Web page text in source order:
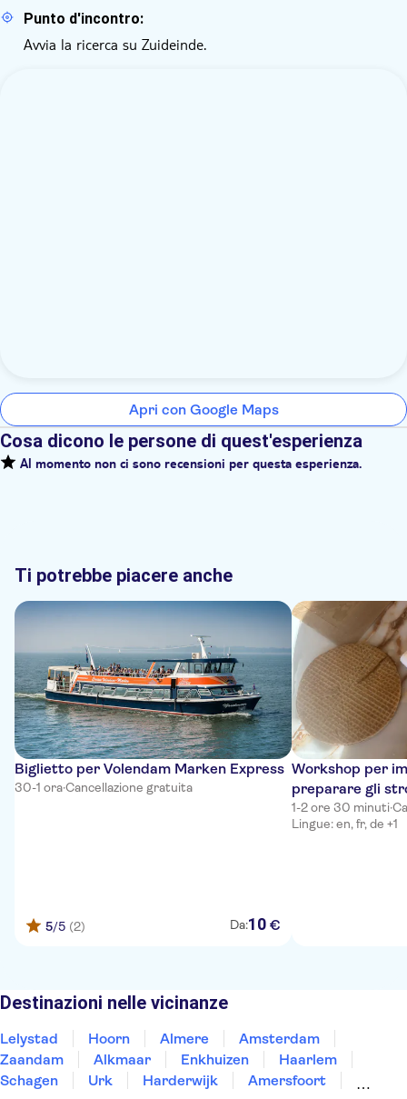
Punto d'incontro:
Avvia la ricerca su Zuideinde.
Apri con Google Maps
Cosa dicono le persone di quest'esperienza
Al momento non ci sono recensioni per questa esperienza.
Ti potrebbe piacere anche
Biglietto per Volendam Marken Express
30-1 ora·Cancellazione gratuita
5/5 (2) Da:10 €
Workshop per
preparare gli
1-2 ore 30 minuti·
Lingue: en, fr, de +1
Destinazioni nelle vicinanze
Lelystad Hoorn Almere
Amsterdam
Zaandam
Alkmaar Enkhuizen
Haarlem
Schagen
Urk Harderwijk
Amersfoort